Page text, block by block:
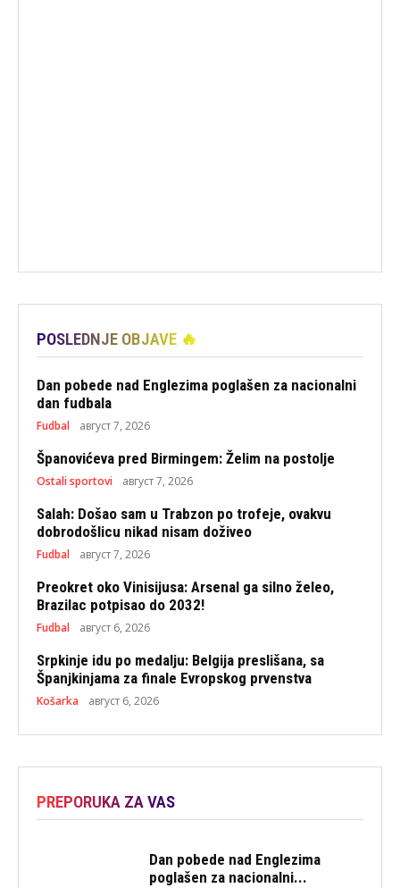
POSLEDNJE OBJAVE 🔥
Dan pobede nad Englezima poglašen za nacionalni
dan fudbala
Fudbal август 7, 2026
Španovićeva pred Birmingem: Želim na postolje
Ostali sportovi август 7, 2026
Salah: Došao sam u Trabzon po trofeje, ovakvu
dobrodošlicu nikad nisam doživeo
Fudbal август 7, 2026
Preokret oko Vinisijusa: Arsenal ga silno želeo,
Brazilac potpisao do 2032!
Fudbal август 6, 2026
Srpkinje idu po medalju: Belgija preslišana, sa
Španjkinjama za finale Evropskog prvenstva
Košarka август 6, 2026
PREPORUKA ZA VAS
Dan pobede nad Englezima
poglašen za nacionalni...